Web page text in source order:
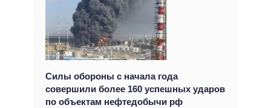
Силы обороны с начала года
совершили более 160 успешных ударов
по объектам нефтедобычи рф